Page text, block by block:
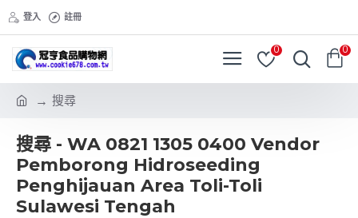
登入 註冊
0 0
搜尋
搜尋 - WA 0821 1305 0400 Vendor
Pemborong Hidroseeding
Penghijauan Area Toli-Toli
Sulawesi Tengah